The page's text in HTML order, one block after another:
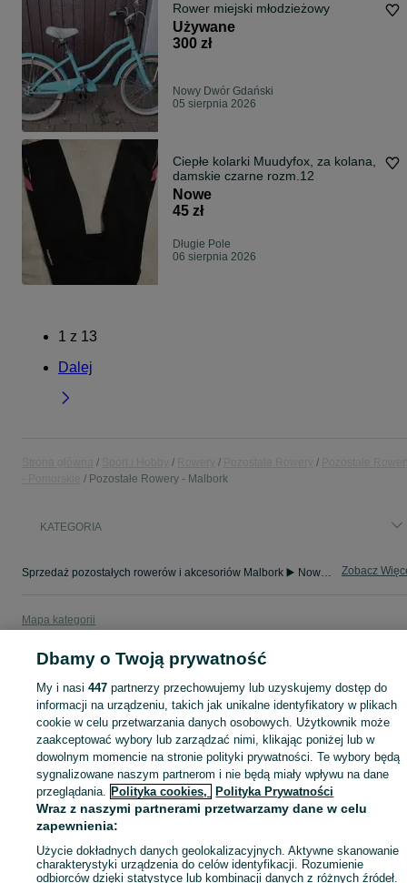
Rower miejski młodzieżowy
Używane
300 zł
Nowy Dwór Gdański
05 sierpnia 2026
Ciepłe kolarki Muudyfox, za kolana,
damskie czarne rozm.12
Nowe
45 zł
Długie Pole
06 sierpnia 2026
1 z 13
Dalej
Pozostałe Rowery - Malbork
KATEGORIA
Sprzedaż pozostałych rowerów i akcesoriów Malbork ▶️ Nowe i używane oferty ✅ Szeroki wybór w atrakcyjnych cenach ✌ Znajdź ogłoszenia na OLX.pl! Zobacz
Mapa kategorii
Mapa ministron
Popularne wyszukiwania
Dbamy o Twoją prywatność
My i nasi447 partnerzy przechowujemy lub uzyskujemy dostęp do
informacji na urządzeniu, takich jak unikalne identyfikatory w plikach
cookie w celu przetwarzania danych osobowych. Użytkownik może
zaakceptować wybory lub zarządzać nimi, klikając poniżej lub w
dowolnym momencie na stronie polityki prywatności. Te wybory będą
sygnalizowane naszym partnerom i nie będą miały wpływu na dane
przeglądania. Polityka cookies, Polityka Prywatności
Wraz z naszymi partnerami przetwarzamy dane w celu
zapewnienia:
Użycie dokładnych danych geolokalizacyjnych. Aktywne skanowanie
charakterystyki urządzenia do celów identyfikacji. Rozumienie
odbiorców dzięki statystyce lub kombinacji danych z różnych źródeł.